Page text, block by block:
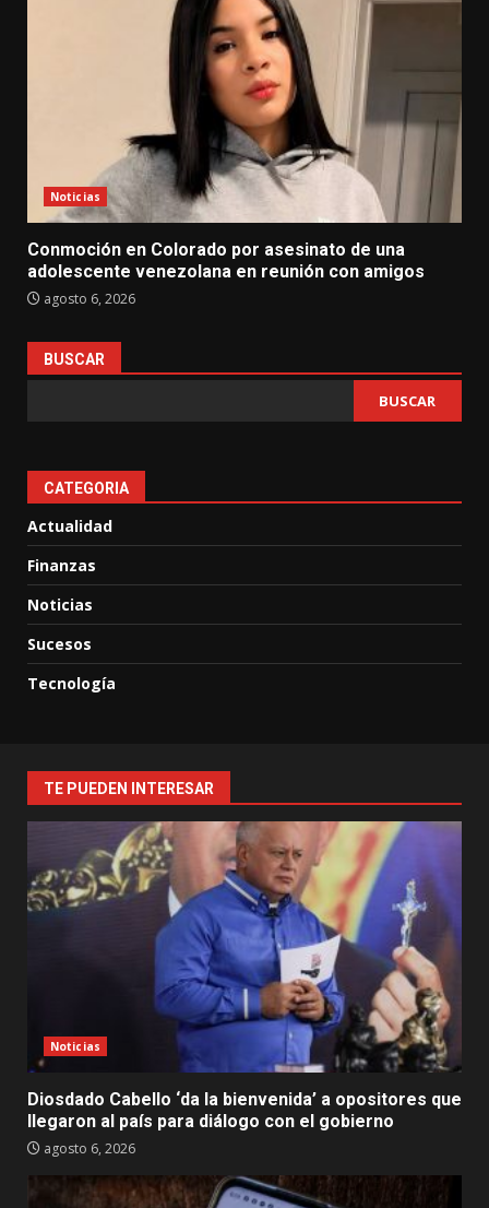
Noticias
Conmoción en Colorado por asesinato de una
adolescente venezolana en reunión con amigos
agosto 6, 2026
BUSCAR
BUSCAR
CATEGORIA
Actualidad
Finanzas
Noticias
Sucesos
Tecnología
TE PUEDEN INTERESAR
Noticias
Diosdado Cabello ‘da la bienvenida’ a opositores que
llegaron al país para diálogo con el gobierno
agosto 6, 2026